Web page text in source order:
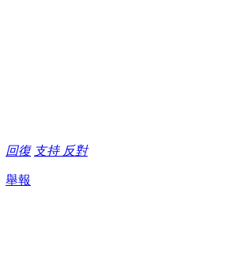
回復 支持 反對
舉報